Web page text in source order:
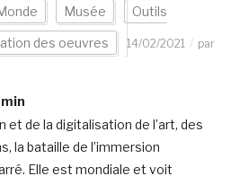
Musée Outils
des oeuvres 14/02/2021
par
min
et de la digitalisation de l’art, des
la bataille de l’immersion
Elle est mondiale et voit